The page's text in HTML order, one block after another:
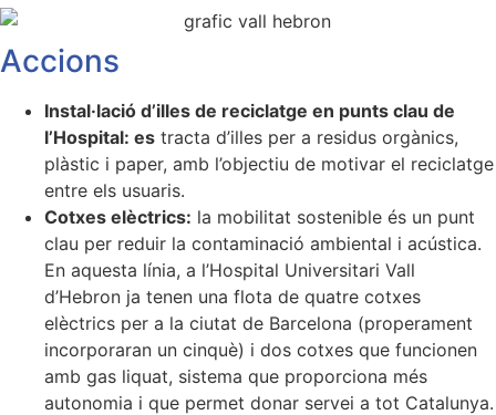
Accions
Instal·lació d’illes de reciclatge en punts clau de
l’Hospital: es tracta d’illes per a residus orgànics,
plàstic i paper, amb l’objectiu de motivar el reciclatge
entre els usuaris.
Cotxes elèctrics: la mobilitat sostenible és un punt
clau per reduir la contaminació ambiental i acústica.
En aquesta línia, a l’Hospital Universitari Vall
d’Hebron ja tenen una flota de quatre cotxes
elèctrics per a la ciutat de Barcelona (properament
incorporaran un cinquè) i dos cotxes que funcionen
amb gas liquat, sistema que proporciona més
autonomia i que permet donar servei a tot Catalunya.